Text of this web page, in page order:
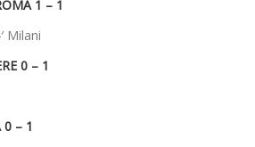
1 – 1
Milani
0 – 1
0 – 1